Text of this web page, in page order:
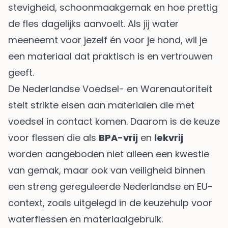
stevigheid, schoonmaakgemak en hoe prettig
de fles dagelijks aanvoelt. Als jij water
meeneemt voor jezelf én voor je hond, wil je
een materiaal dat praktisch is en vertrouwen
geeft.
De Nederlandse Voedsel- en Warenautoriteit
stelt strikte eisen aan materialen die met
voedsel in contact komen. Daarom is de keuze
voor flessen die als BPA-vrij en lekvrij
worden aangeboden niet alleen een kwestie
van gemak, maar ook van veiligheid binnen
een streng gereguleerde Nederlandse en EU-
context, zoals uitgelegd in de keuzehulp voor
waterflessen en materiaalgebruik.